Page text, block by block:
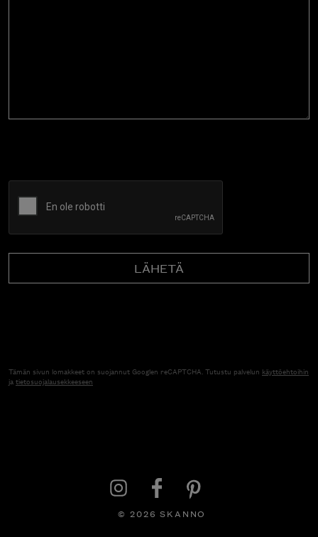
Tämän sivun lomakkeet on suojannut Googlen reCAPTCHA. Tutustu palvelun käyttöehtoihin
jatietosuojalausekkeeseen
© 2026 SKANNO